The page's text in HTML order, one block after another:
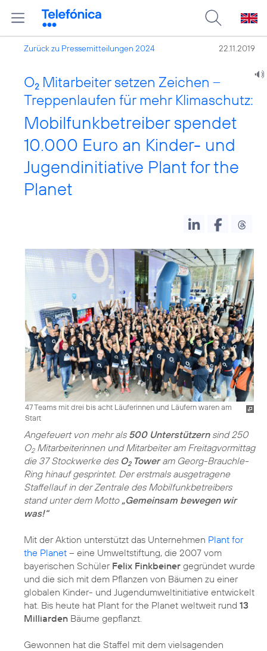
Zurück zu Pressemitteilungen 2024 22.11.2019
O2 Mitarbeiter setzen Zeichen –
Treppenlaufen für mehr Klimaschutz:
Mobilfunkbetreiber spendet
10.000 Euro an Kinder- und
Jugendinitiative Plant for the
Planet
47 Teams mit drei bis acht Läuferinnen und Läufern waren am
Start
Angefeuert von mehr als 500 Unterstützernsind 250
O2Mitarbeiterinnen und Mitarbeiter am Freitagvormittag
die 37 Stockwerke des O2Toweram Georg-Brauchle-
Ring hinauf gesprintet. Der erstmals ausgetragene
Staffellauf in der Zentrale des Mobilfunkbetreibers
stand unter dem Motto „Gemeinsam bewegen wir
was!“
Mit der Aktion unterstützt das Unternehmen Plant for
the Planet – eine Umweltstiftung, die 2007 vom
bayerischen Schüler Felix Finkbeiner gegründet wurde
und die sich mit dem Pflanzen von Bäumen zu einer
globalen Kinder- und Jugendumweltinitiative entwickelt
hat. Bis heute hat Plant for the Planet weltweit rund 13
Milliarden Bäume gepflanzt.
Gewonnen hat die Staffel mit dem vielsagenden